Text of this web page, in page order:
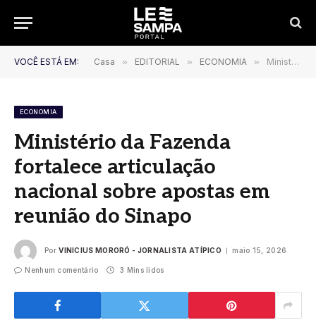
VOCÊ ESTÁ EM: Casa » EDITORIAL » ECONOMIA » Ministério da Fazenda fortalece articulação nacional sobre apostas em reunião do Sinapo
ECONOMIA
Ministério da Fazenda
fortalece articulação
nacional sobre apostas em
reunião do Sinapo
Por VINICIUS MORORÓ - JORNALISTA ATÍPICO maio 15, 2026
Nenhum comentário 3 Mins lidos